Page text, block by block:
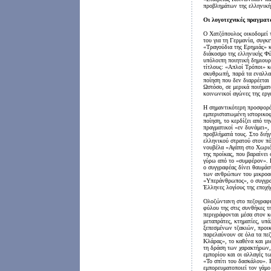
προβλημάτων της
Οι λογοτεχνικές
Ο Χατζόπουλος οικοδομεί
του για τη Γερμανία,
«Τραγούδια της Ερημιάς»
διάκοσμο της ελληνικής
υπόλοιπη ποιητική
τίτλους: «Απλοί Τρόποι»
σκυθρωπή, παρά τα
ποίηση που δεν
Ωστόσο, σε μερικά
κοινωνικοί αγώνες της
Η σημαντικότερη
εμπεριστατωμένη
ποίηση, το κερδίζει από
πραγματικοί «εν
προβλήματά τους. Στο
ελληνικού στρατού στον
νουβέλα «Αγάπη στο
της προίκας, που
γύρω από το «συμφέρον».
ο συγγραφέας δίνει
των ανθρώπων του
«Υπεράνθρωπος», ο
Έλληνες λογίους της
Ολοζώντανη στο
φύλου της στις συνθήκες
περιγράφονται μέσα στον
μεταπράτες, κτηματίες,
ξεπεσμένων τζακιών,
παρελαύνουν σε όλα τα
Κλάρας», το καθένα και
τη δράση των
εμπορίου και οι αλλαγές
«Το σπίτι του δασκάλου».
εμπορευματοποιεί τον